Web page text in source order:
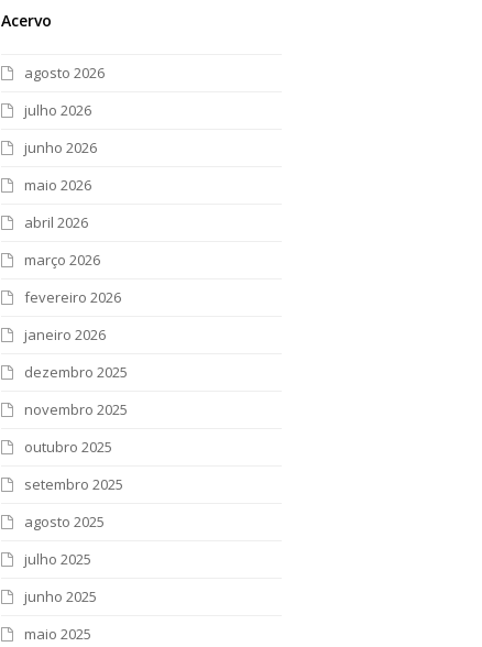
Acervo
agosto 2026
julho 2026
junho 2026
maio 2026
abril 2026
março 2026
fevereiro 2026
janeiro 2026
dezembro 2025
novembro 2025
outubro 2025
setembro 2025
agosto 2025
julho 2025
junho 2025
maio 2025